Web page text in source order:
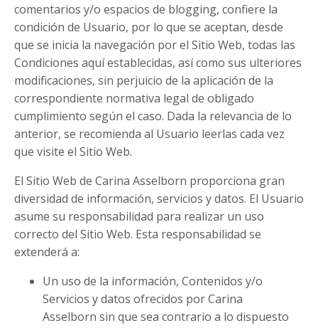
comentarios y/o espacios de blogging, confiere la
condición de Usuario, por lo que se aceptan, desde
que se inicia la navegación por el Sitio Web, todas las
Condiciones aquí establecidas, así como sus ulteriores
modificaciones, sin perjuicio de la aplicación de la
correspondiente normativa legal de obligado
cumplimiento según el caso. Dada la relevancia de lo
anterior, se recomienda al Usuario leerlas cada vez
que visite el Sitio Web.
El Sitio Web de Carina Asselborn proporciona gran
diversidad de información, servicios y datos. El Usuario
asume su responsabilidad para realizar un uso
correcto del Sitio Web. Esta responsabilidad se
extenderá a:
Un uso de la información, Contenidos y/o
Servicios y datos ofrecidos por Carina
Asselborn sin que sea contrario a lo dispuesto